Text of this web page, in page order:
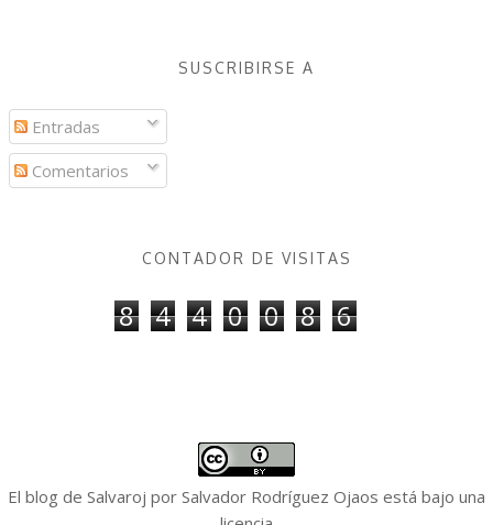
SUSCRIBIRSE A
Entradas
Comentarios
CONTADOR DE VISITAS
8 4 4 0 0 8 6
El blog de Salvaroj por Salvador Rodríguez Ojaos está bajo una